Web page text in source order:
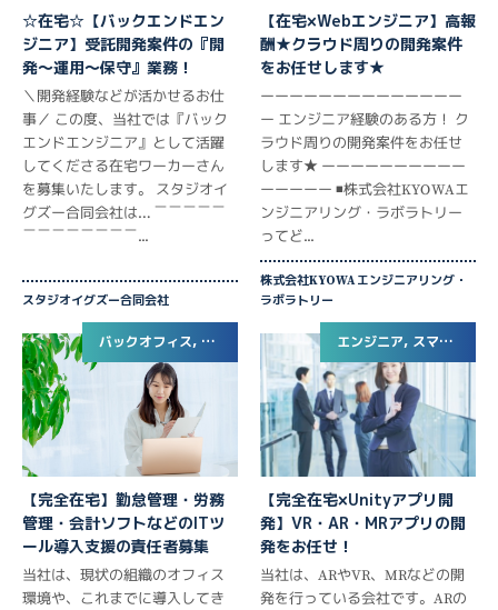
☆在宅☆【バックエンドエン
ジニア】受託開発案件の『開
発～運用～保守』業務！
＼開発経験などが活かせるお仕
事／ この度、当社では『バック
エンドエンジニア』として活躍
してくださる在宅ワーカーさん
を募集いたします。 スタジオイ
グズー合同会社は… ￣￣￣￣￣
￣￣￣￣￣￣￣￣...
スタジオイグズー合同会社
【在宅×Webエンジニア】高報
酬★クラウド周りの開発案件
をお任せします★
ーーーーーーーーーーーーーー
ー エンジニア経験のある方！ ク
ラウド周りの開発案件をお任せ
します★ ーーーーーーーーーー
ーーーーー ◾️株式会社KYOWAエ
ンジニアリング・ラボラトリー
ってど...
株式会社KYOWA エンジニアリング・
ラボラトリー
バックオフィス, エンジニア
【完全在宅】勤怠管理・労務
管理・会計ソフトなどのITツ
ール導入支援の責任者募集
当社は、現状の組織のオフィス
環境や、これまでに導入してき
エンジニア, スマホアプリエンジニア
【完全在宅×Unityアプリ開
発】VR・AR・MRアプリの開
発をお任せ！
当社は、ARやVR、MRなどの開
発を行っている会社です。ARの